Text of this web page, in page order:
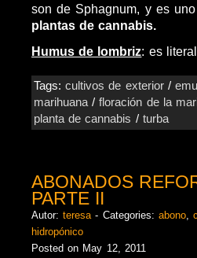
son de Sphagnum, y es
plantas de cannabis.
Humus de lombriz: es
Tags:cultivos de exterior/
marihuana /floración de la
planta de cannabis / turba
ABONADOS
PARTE II
Autor:teresa - Categories: abono,
hidropónico
Posted on May 12, 2011